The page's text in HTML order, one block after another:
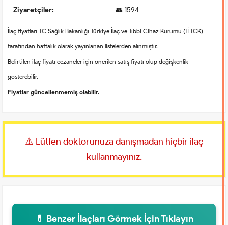
Ziyaretçiler: 👥 1594
İlaç fiyatları TC Sağlık Bakanlığı Türkiye İlaç ve Tıbbi Cihaz Kurumu (TİTCK)
tarafından haftalık olarak yayınlanan listelerden alınmıştır.
Belirtilen ilaç fiyatı eczaneler için önerilen satış fiyatı olup değişkenlik
gösterebilir.
Fiyatlar güncellenmemiş olabilir.
⚠️ Lütfen doktorunuza danışmadan hiçbir ilaç
kullanmayınız.
💊 Benzer İlaçları Görmek İçin Tıklayın